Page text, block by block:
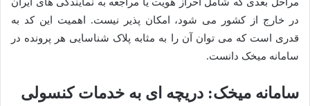
مراحل بعدی که شامل احراز هویت یا مراجعه به نمایندگی های ایران
در خارج از کشور می شود، امکان پذیر نیست. اهمیت این کد به
قدری است که می توان آن را به مثابه پلاک شناسایی هر پرونده در
سامانه میخک دانست.
سامانه میخک: دریچه ای به خدمات کنسولی